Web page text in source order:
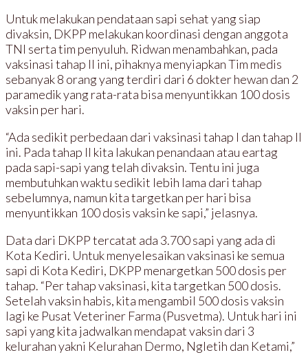
Untuk melakukan pendataan sapi sehat yang siap
divaksin, DKPP melakukan koordinasi dengan anggota
TNI serta tim penyuluh. Ridwan menambahkan, pada
vaksinasi tahap II ini, pihaknya menyiapkan Tim medis
sebanyak 8 orang yang terdiri dari 6 dokter hewan dan 2
paramedik yang rata-rata bisa menyuntikkan 100 dosis
vaksin per hari.
“Ada sedikit perbedaan dari vaksinasi tahap I dan tahap II
ini. Pada tahap II kita lakukan penandaan atau eartag
pada sapi-sapi yang telah divaksin. Tentu ini juga
membutuhkan waktu sedikit lebih lama dari tahap
sebelumnya, namun kita targetkan per hari bisa
menyuntikkan 100 dosis vaksin ke sapi,” jelasnya.
Data dari DKPP tercatat ada 3.700 sapi yang ada di
Kota Kediri. Untuk menyelesaikan vaksinasi ke semua
sapi di Kota Kediri, DKPP menargetkan 500 dosis per
tahap. “Per tahap vaksinasi, kita targetkan 500 dosis.
Setelah vaksin habis, kita mengambil 500 dosis vaksin
lagi ke Pusat Veteriner Farma (Pusvetma). Untuk hari ini
sapi yang kita jadwalkan mendapat vaksin dari 3
kelurahan yakni Kelurahan Dermo, Ngletih dan Ketami,”